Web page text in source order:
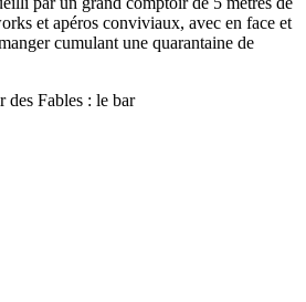
et apéros conviviaux, avec en face et
cumulant une quarantaine de